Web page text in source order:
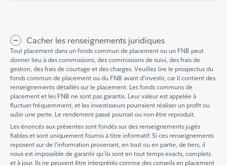
Cacher les renseignements juridiques
Tout placement dans un fonds commun de placement ou un FNB peut
donner lieu à des commissions, des commissions de suivi, des frais de
gestion, des frais de courtage et des charges. Veuillez lire le prospectus du
fonds commun de placement ou du FNB avant d’investir, car il contient des
renseignements détaillés sur le placement. Les fonds communs de
placement et les FNB ne sont pas garantis. Leur valeur est appelée à
fluctuer fréquemment, et les investisseurs pourraient réaliser un profit ou
subir une perte. Le rendement passé pourrait ou non être reproduit.
Les énoncés aux présentes sont fondés sur des renseignements jugés
fiables et sont uniquement fournis à titre informatif. Si ces renseignements
reposent sur de l’information provenant, en tout ou en partie, de tiers, il
nous est impossible de garantir qu’ils sont en tout temps exacts, complets
et à jour. Ils ne peuvent être interprétés comme des conseils en placement